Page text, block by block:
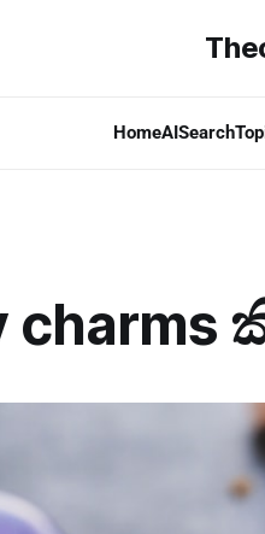
HomeAISearch